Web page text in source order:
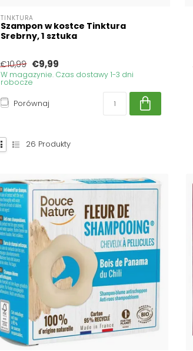
TINKTURA
Szampon w kostce Tinktura
Srebrny, 1 sztuka
€10,99 €9,99
W magazynie. Czas dostawy 1-3 dni
robocze
Porównaj
26 Produkty